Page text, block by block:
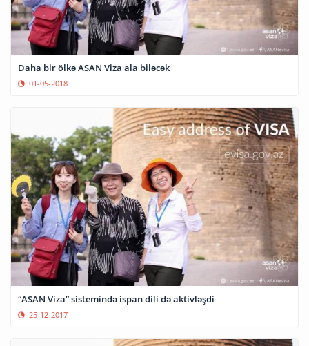
Daha bir ölkə ASAN Viza ala biləcək
01-05-2018
“ASAN Viza” sistemində ispan dili də aktivləşdi
25-12-2017